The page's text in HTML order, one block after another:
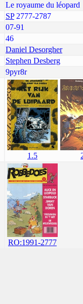
Le royaume du léopard
SP2777-2787
07-91
46
Daniel Desorgher
Stephen Desberg
9pyr8r
1.5
RO:1991-2777